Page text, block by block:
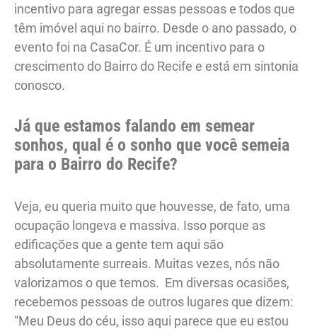
incentivo para agregar essas pessoas e todos que
têm imóvel aqui no bairro. Desde o ano passado, o
evento foi na CasaCor. É um incentivo para o
crescimento do Bairro do Recife e está em sintonia
conosco.
Já que estamos falando em semear
sonhos, qual é o sonho que você semeia
para o Bairro do Recife?
Veja, eu queria muito que houvesse, de fato, uma
ocupação longeva e massiva. Isso porque as
edificações que a gente tem aqui são
absolutamente surreais. Muitas vezes, nós não
valorizamos o que temos. Em diversas ocasiões,
recebemos pessoas de outros lugares que dizem:
“Meu Deus do céu, isso aqui parece que eu estou